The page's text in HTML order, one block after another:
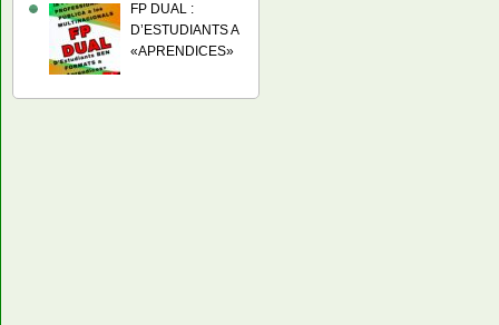
FP DUAL :
D’ESTUDIANTS A
«APRENDICES»